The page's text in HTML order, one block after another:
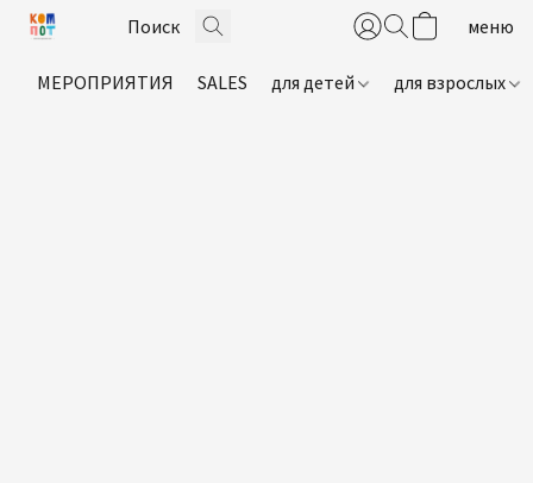
МЕРОПРИЯТИЯ SALES для детей для взрослых